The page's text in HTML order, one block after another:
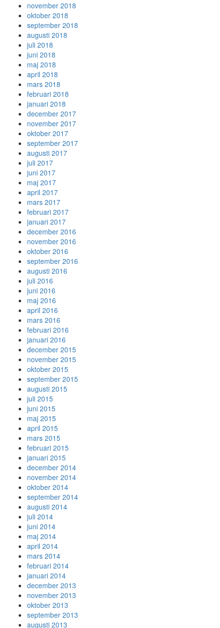
november 2018
oktober 2018
september 2018
augusti 2018
juli 2018
juni 2018
maj 2018
april 2018
mars 2018
februari 2018
januari 2018
december 2017
november 2017
oktober 2017
september 2017
augusti 2017
juli 2017
juni 2017
maj 2017
april 2017
mars 2017
februari 2017
januari 2017
december 2016
november 2016
oktober 2016
september 2016
augusti 2016
juli 2016
juni 2016
maj 2016
april 2016
mars 2016
februari 2016
januari 2016
december 2015
november 2015
oktober 2015
september 2015
augusti 2015
juli 2015
juni 2015
maj 2015
april 2015
mars 2015
februari 2015
januari 2015
december 2014
november 2014
oktober 2014
september 2014
augusti 2014
juli 2014
juni 2014
maj 2014
april 2014
mars 2014
februari 2014
januari 2014
december 2013
november 2013
oktober 2013
september 2013
augusti 2013